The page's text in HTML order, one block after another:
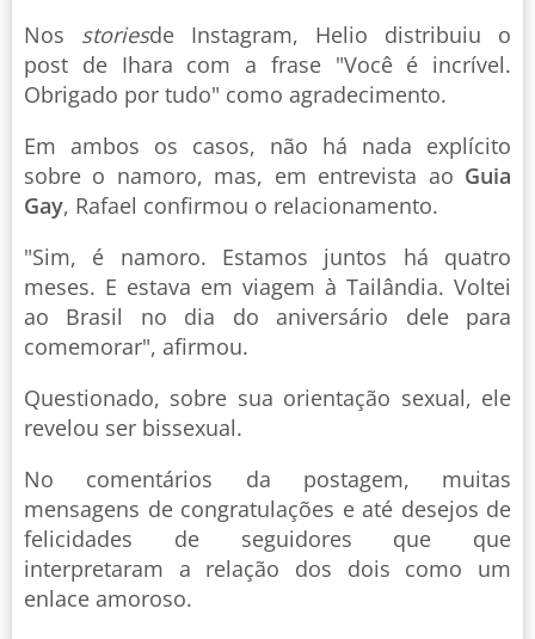
Nos storiesde Instagram, Helio distribuiu o
post de Ihara com a frase "Você é incrível.
Obrigado por tudo" como agradecimento.
Em ambos os casos, não há nada explícito
sobre o namoro, mas, em entrevista ao Guia
Gay, Rafael confirmou o relacionamento.
"Sim, é namoro. Estamos juntos há quatro
meses. E estava em viagem à Tailândia. Voltei
ao Brasil no dia do aniversário dele para
comemorar", afirmou.
Questionado, sobre sua orientação sexual, ele
revelou ser bissexual.
No comentários da postagem, muitas
mensagens de congratulações e até desejos de
felicidades de seguidores que que
interpretaram a relação dos dois como um
enlace amoroso.